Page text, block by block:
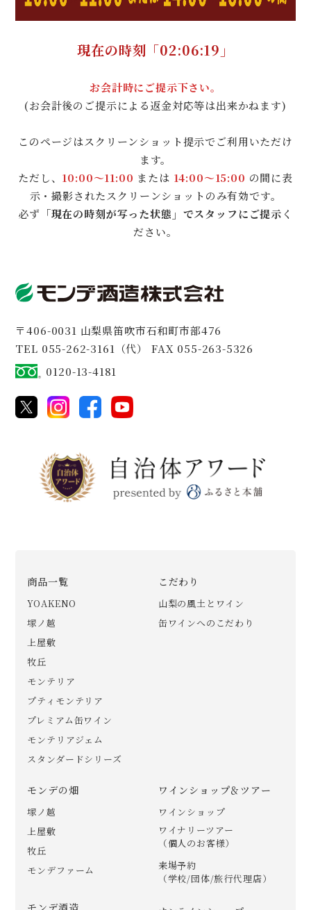
現在の時刻「02:06:19 」
お会計時にご提示下さい。
(お会計後のご提示による返金対応等は出来かねます)
このページはスクリーンショット提示でご利用いただけ
ます。
ただし、 10:00〜11:00 または 14:00〜15:00 の間に表
示・撮影されたスクリーンショットのみ有効です。
必ず 「現在の時刻が写った状態」でスタッフにご提示 く
ださい。
〒406-0031 山梨県笛吹市石和町市部476
TEL 055-262-3161（代）
FAX 055-263-5326
0120-13-4181
商品一覧
YOAKENO
塚ノ越
上屋敷
牧丘
モンテリア
プティモンテリア
プレミアム缶ワイン
モンテリアジェム
スタンダードシリーズ
こだわり
山梨の風土とワイン
缶ワインへのこだわり
モンデの畑
塚ノ越
上屋敷
牧丘
モンデファーム
ワインショップ＆ツアー
ワインショップ
ワイナリーツアー
（個人のお客様）
来場予約
（学校/団体/旅行代理店）